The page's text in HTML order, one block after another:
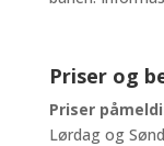
Priser og
Priser
Lørdag og